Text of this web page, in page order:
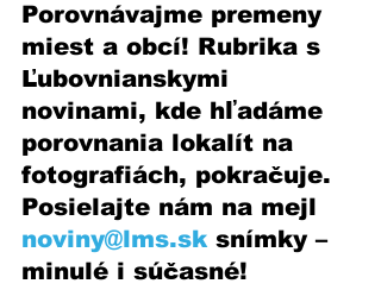
Porovnávajme premeny
miest a obcí! Rubrika s
Ľubovnianskymi
novinami, kde hľadáme
porovnania lokalít na
fotografiách, pokračuje.
Posielajte nám na mejl
noviny@lms.sk snímky –
minulé i súčasné!